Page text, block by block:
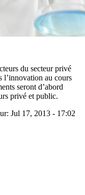
du secteur privé
l’innovation au cours
seront d’abord
privé et public.
Jul 17, 2013 - 17:02